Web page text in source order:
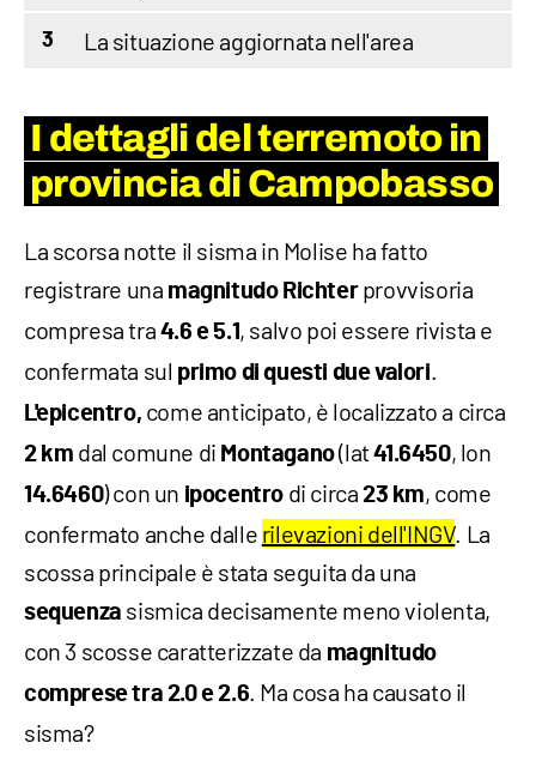
3 La situazione aggiornata nell'area
I dettagli del terremoto in
provincia di Campobasso
La scorsa notte il sisma in Molise ha fatto
registrare una magnitudo Richterprovvisoria
compresa tra 4.6 e 5.1 , salvo poi essere rivista e
confermata sul primo di questi due valori.
L'epicentro, come anticipato, è localizzato a circa
2 km dal comune di Montagano(lat41.6450, lon
14.6460) con un ipocentro di circa23 km, come
confermato anche dalle rilevazioni dell'INGV. La
scossa principale è stata seguita da una
sequenza sismica decisamente meno violenta,
con 3 scosse caratterizzate da magnitudo
comprese tra 2.0 e 2.6. Ma cosa ha causato il
sisma?